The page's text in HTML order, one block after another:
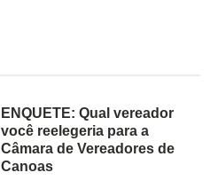
ENQUETE: Qual vereador
você reelegeria para a
Câmara de Vereadores de
Canoas